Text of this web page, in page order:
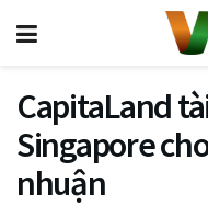
CapitaLand
Singapore
nhuận